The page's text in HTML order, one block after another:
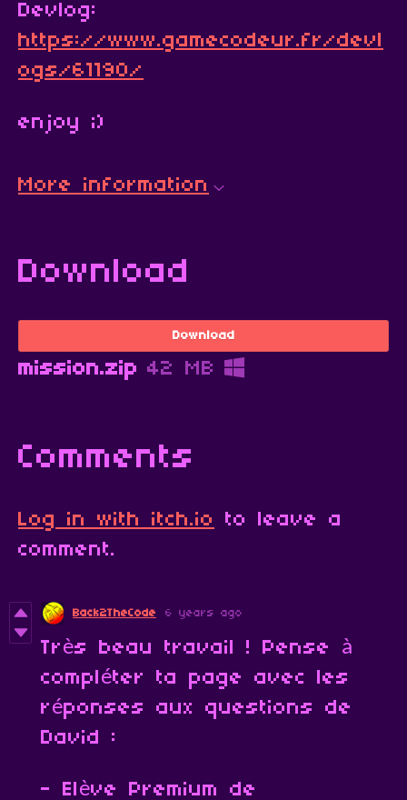
Devlog:
https://www.gamecodeur.fr/devl
ogs/61190/
enjoy ;)
More information
Download
Download
mission.zip 42 MB
Comments
Log in with itch.io
to leave a
comment.
Back2TheCode 6 years ago
Très beau travail ! Pense à
compléter ta page avec les
réponses aux questions de
David :
- Elève Premium de